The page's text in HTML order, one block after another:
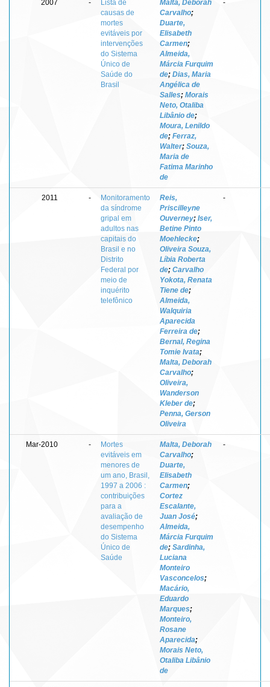
2007 -
Lista de
causas de
mortes
evitáveis por
intervenções
do Sistema
Único de
Saúde do
Brasil
Malta, Deborah
Carvalho;
Duarte,
Elisabeth
Carmen;
Almeida,
Márcia Furquim
de; Dias, Maria
Angélica de
Salles; Morais
Neto, Otaliba
Libânio de;
Moura, Lenildo
de; Ferraz,
Walter; Souza,
Maria de
Fatima Marinho
de
-
2011 -
Monitoramento
da síndrome
gripal em
adultos nas
capitais do
Brasil e no
Distrito
Federal por
meio de
inquérito
telefônico
Reis,
Priscilleyne
Ouverney; Iser,
Betine Pinto
Moehlecke;
Oliveira Souza,
Líbia Roberta
de; Carvalho
Yokota, Renata
Tiene de;
Almeida,
Walquiria
Aparecida
Ferreira de;
Bernal, Regina
Tomie Ivata;
Malta, Deborah
Carvalho;
Oliveira,
Wanderson
Kleber de;
Penna, Gerson
Oliveira
-
Mar-2010 -
Mortes
evitáveis em
menores de
um ano, Brasil,
1997 a 2006 :
contribuições
para a
avaliação de
desempenho
do Sistema
Único de
Saúde
Malta, Deborah
Carvalho;
Duarte,
Elisabeth
Carmen;
Cortez
Escalante,
Juan José;
Almeida,
Márcia Furquim
de; Sardinha,
Luciana
Monteiro
Vasconcelos;
Macário,
Eduardo
Marques;
Monteiro,
Rosane
Aparecida;
Morais Neto,
Otaliba Libânio
de
-